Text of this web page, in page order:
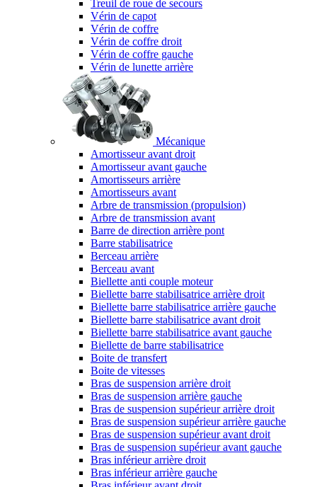
Treuil de roue de secours
Vérin de capot
Vérin de coffre
Vérin de coffre droit
Vérin de coffre gauche
Vérin de lunette arrière
Mécanique
Amortisseur avant droit
Amortisseur avant gauche
Amortisseurs arrière
Amortisseurs avant
Arbre de transmission (propulsion)
Arbre de transmission avant
Barre de direction arrière pont
Barre stabilisatrice
Berceau arrière
Berceau avant
Biellette anti couple moteur
Biellette barre stabilisatrice arrière droit
Biellette barre stabilisatrice arrière gauche
Biellette barre stabilisatrice avant droit
Biellette barre stabilisatrice avant gauche
Biellette de barre stabilisatrice
Boite de transfert
Boite de vitesses
Bras de suspension arrière droit
Bras de suspension arrière gauche
Bras de suspension supérieur arrière droit
Bras de suspension supérieur arrière gauche
Bras de suspension supérieur avant droit
Bras de suspension supérieur avant gauche
Bras inférieur arrière droit
Bras inférieur arrière gauche